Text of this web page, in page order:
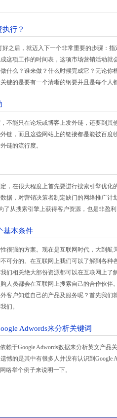
行？
好之后，就迈入下一个非常重要的步骤：
这项工作的时间表，这项市场营销活动就
什么？谁来做？什么时候完成它？无论你
键的是要有一个清晰的纲要并且是每个人
不能只在论坛或博客上发外链，还要到其
链，而且这些网站上的链接都是能被百度
链的流行度。
，在很大程度上首先要进行搜索引擎优化
据，对营销决策者制定缺门的网络推广计
了从搜索引擎上获得客户资源，也是非盈
基本条件
很强的方案。现在是互联网时代，大到航
可分的。在互联网上我们可以了解到各种
们相关绝大部份资源都可以在互联网上了
人员都会在互联网上搜索自己的合作伙伴
客户知道自己的产品及服务呢？首先我们
们。
Adwords来分析关键词
赖于Google Adwords数据来分析英文产品
憾的是其中有很多人并没有认识到Google
络举个例子来说明一下。